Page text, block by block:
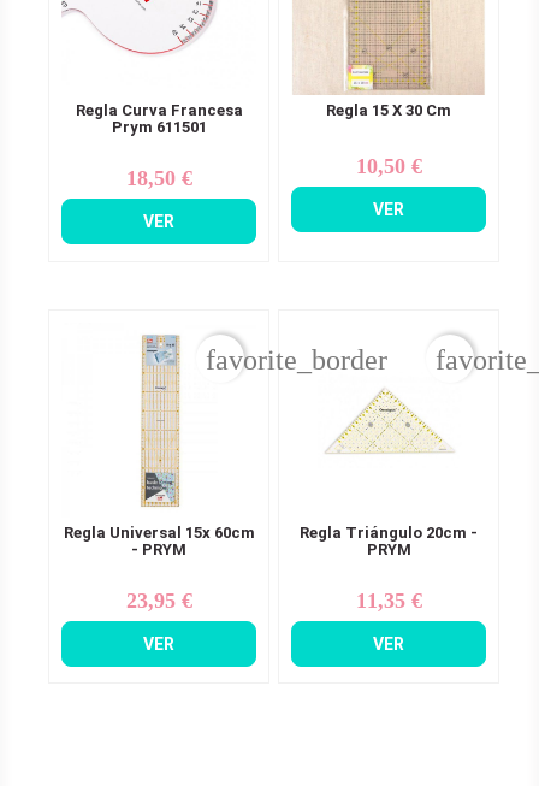
Regla Curva Francesa
Prym 611501
Precio
18,50 €
VER
Regla 15 X 30 Cm
Precio
10,50 €
VER
Regla Universal 15x 60cm
- PRYM
Precio
23,95 €
VER
favorite_border
Regla Triángulo 20cm -
PRYM
Precio
11,35 €
VER